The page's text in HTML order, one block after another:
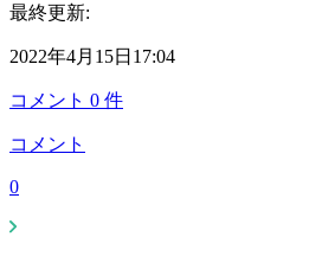
最終更新:
2022年4月15日17:04
コメント 0 件
コメント
0